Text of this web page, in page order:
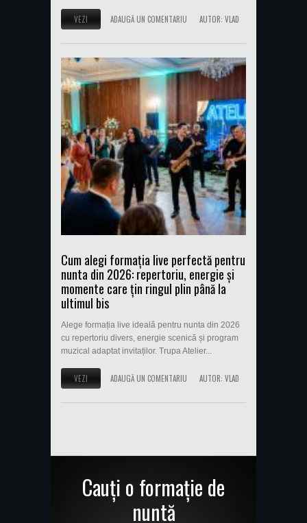
VEZI ADAUGĂ UN COMENTARIU AUTOR: VLAD
Cum alegi formația live perfectă pentru
nunta din 2026: repertoriu, energie și
momente care țin ringul plin până la
ultimul bis
Alege formația live ideală pentru nunta din 2026
cu repertoriu divers, energie scenică și program
muzical adaptat invitaților. Trupa Atelier...
VEZI ADAUGĂ UN COMENTARIU AUTOR: VLAD
Cauți o formație de
nuntă